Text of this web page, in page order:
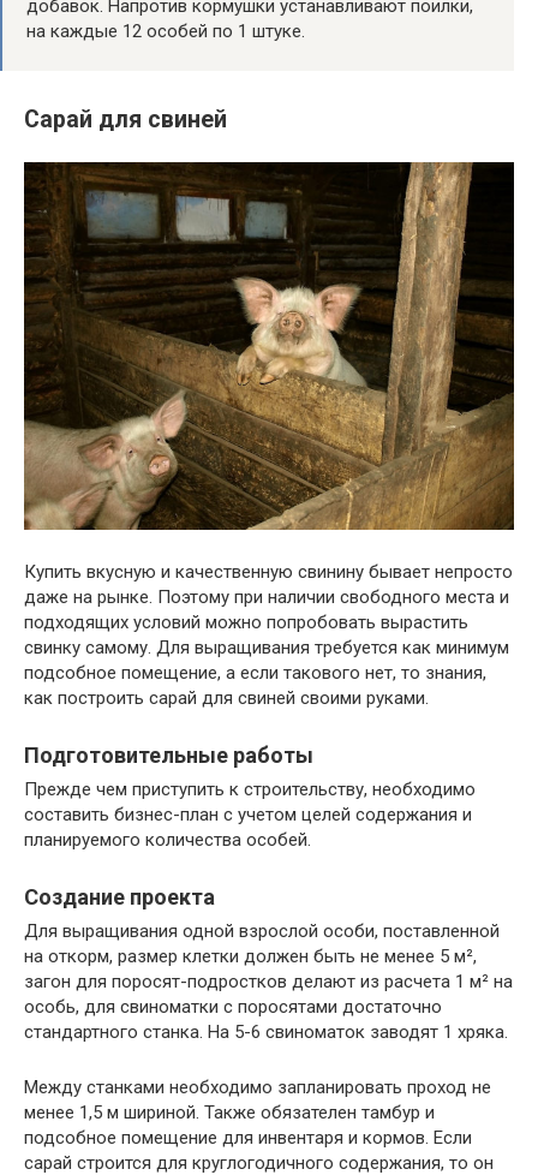
добавок. Напротив кормушки устанавливают поилки,
на каждые 12 особей по 1 штуке.
Сарай для свиней
Купить вкусную и качественную свинину бывает непросто
даже на рынке. Поэтому при наличии свободного места и
подходящих условий можно попробовать вырастить
свинку самому. Для выращивания требуется как минимум
подсобное помещение, а если такового нет, то знания,
как построить сарай для свиней своими руками.
Подготовительные работы
Прежде чем приступить к строительству, необходимо
составить бизнес-план с учетом целей содержания и
планируемого количества особей.
Создание проекта
Для выращивания одной взрослой особи, поставленной
на откорм, размер клетки должен быть не менее 5 м²,
загон для поросят-подростков делают из расчета 1 м² на
особь, для свиноматки с поросятами достаточно
стандартного станка. На 5-6 свиноматок заводят 1 хряка.
Между станками необходимо запланировать проход не
менее 1,5 м шириной. Также обязателен тамбур и
подсобное помещение для инвентаря и кормов. Если
сарай строится для круглогодичного содержания, то он